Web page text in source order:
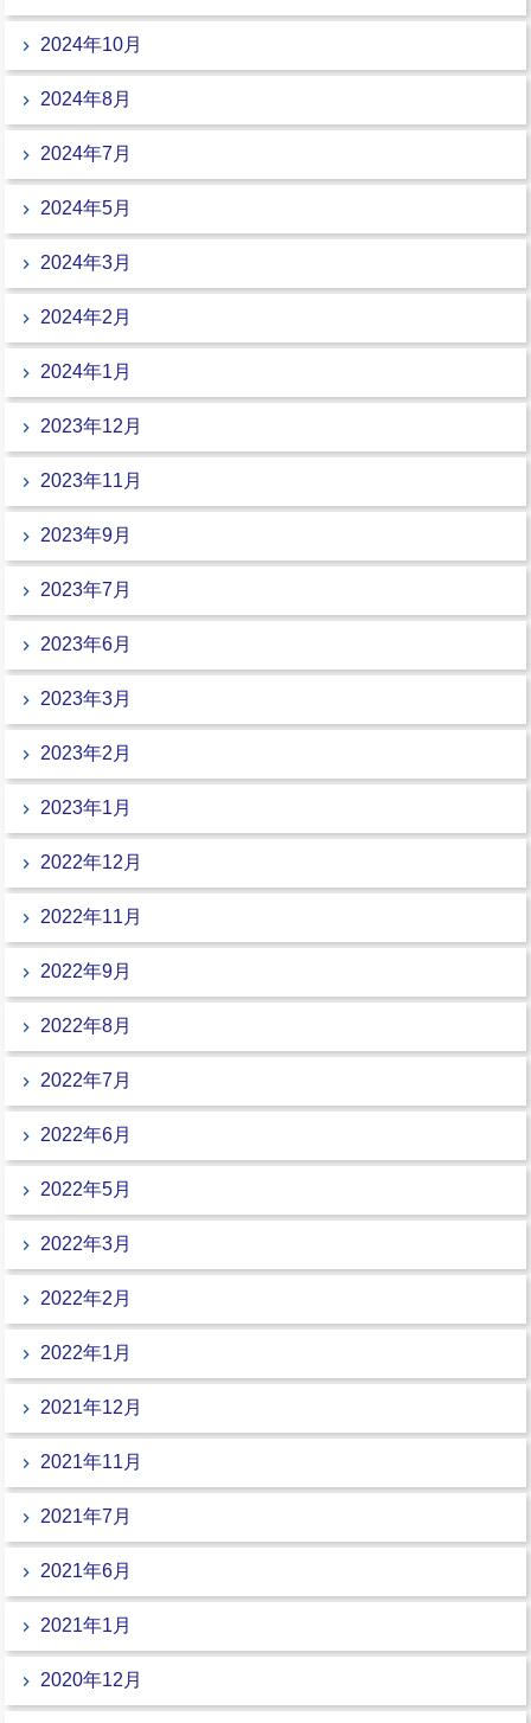
2024年10月
2024年8月
2024年7月
2024年5月
2024年3月
2024年2月
2024年1月
2023年12月
2023年11月
2023年9月
2023年7月
2023年6月
2023年3月
2023年2月
2023年1月
2022年12月
2022年11月
2022年9月
2022年8月
2022年7月
2022年6月
2022年5月
2022年3月
2022年2月
2022年1月
2021年12月
2021年11月
2021年7月
2021年6月
2021年1月
2020年12月